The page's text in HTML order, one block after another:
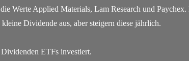
Werte Applied Materials, Lam Research und
Dividende aus, aber steigern diese jährlich.
ETFs investiert.